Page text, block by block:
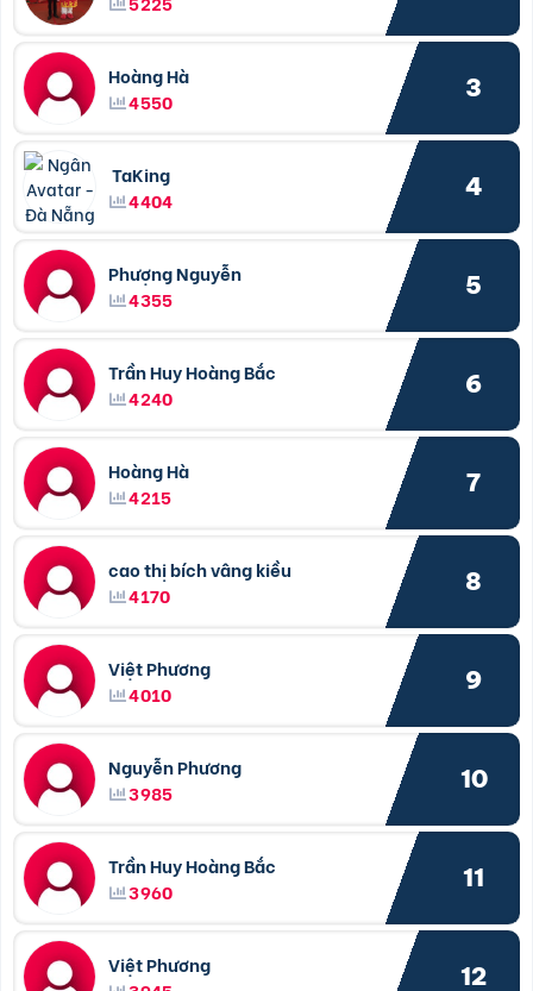
Hoàng Hà
4550
3
TaKing
4404
4
Phượng Nguyễn
4355
5
Trần Huy Hoàng Bắc
4240
6
Hoàng Hà
4215
7
cao thị bích vâng kiều
4170
8
Việt Phương
4010
9
Nguyễn Phương
3985
10
Trần Huy Hoàng Bắc
3960
11
Việt Phương
12